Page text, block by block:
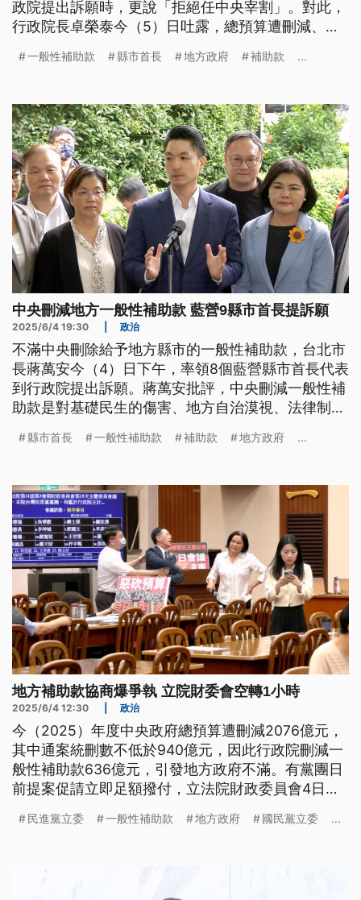
政院提出訴願時，更說「拒絕任中央宰割」。對此，
行政院長卓榮泰今（5）日吐露，總預算遭刪減、政
割。至於政院是否會提出追加預算解決補助款爭議，
支持才會提出。
一般性補助款 縣市首長 地方政府 補助款 ...
中央刪減地方一般性補助款 藍營9縣市首長提訴願
2025/6/4 19:30 政治
不滿中央刪除給予地方縣市的一般性補助款，台北市
長蔣萬安今（4）日下午，率領8個藍營縣市首長代表
到行政院提出訴願。蔣萬安批評，中央刪減一般性補
助款是對基礎民生的傷害、地方自治漠視、法律制度
泰對此只簡單回應，政院都照規定來。
縣市首長 一般性補助款 補助款 地方政府 ...
地方補助款協商爆爭執 立院財委會空轉1小時
2025/6/4 12:30 政治
今（2025）年度中央政府總預算遭刪減2076億元，
其中通案統刪數不低於940億元，因此行政院刪減一
般性補助款636億元，引發地方政府不滿。有黨團日
前提案促請立即足額撥付，立法院財政委員會4日排
執，會議空轉了1小時。
民進黨立委 一般性補助款 地方政府 國民黨立委 ...